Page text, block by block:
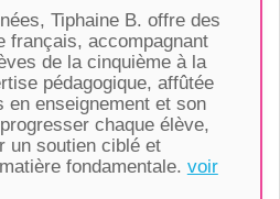
Tiphaine B. offre des
français, accompagnant
de la cinquième à la
pédagogique, affûtée
en enseignement et son
chaque élève,
un soutien ciblé et
fondamentale. voir